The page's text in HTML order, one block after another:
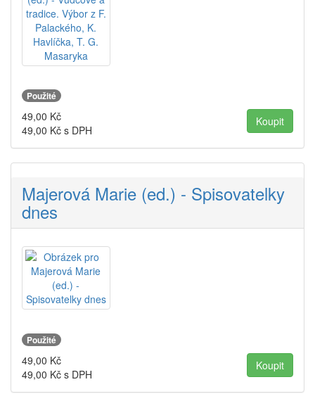
Použité
49,00 Kč
49,00 Kč s DPH
Majerová Marie (ed.) - Spisovatelky
dnes
Použité
49,00 Kč
49,00 Kč s DPH